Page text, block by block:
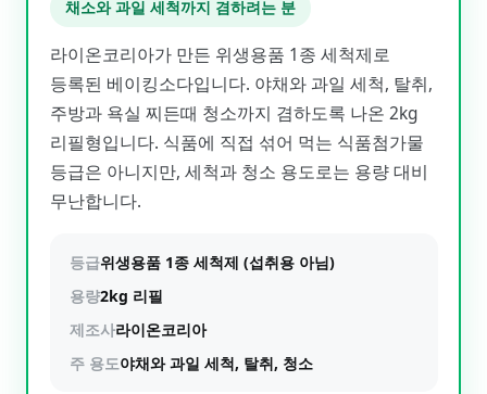
채소와 과일 세척까지 겸하려는 분
라이온코리아가 만든 위생용품 1종 세척제로
등록된 베이킹소다입니다. 야채와 과일 세척, 탈취,
주방과 욕실 찌든때 청소까지 겸하도록 나온 2kg
리필형입니다. 식품에 직접 섞어 먹는 식품첨가물
등급은 아니지만, 세척과 청소 용도로는 용량 대비
무난합니다.
등급위생용품 1종 세척제 (섭취용 아님)
용량2kg 리필
제조사라이온코리아
주 용도야채와 과일 세척, 탈취, 청소